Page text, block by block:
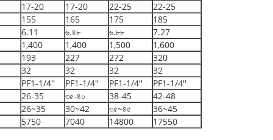
17-20 17-20 22-25
22-25
155 165 175
185
6.11 ৬.৪৮ ৬.৮৮
7.27
1,400 1,400 1,500
1,600
193 227 272
320
32 32 32
32
PF1-1/4'' PF1-1/4'' PF1-1/4''
PF1-1/4''
26-35 ৩৫-৪০ 38-45
42-48
26~35 30~42 ৩৫~৪৫
36~45
5750 7040 14800 17550